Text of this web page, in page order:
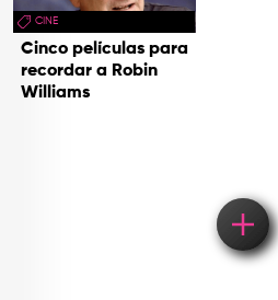
CINE
Cinco películas para
recordar a Robin
Williams